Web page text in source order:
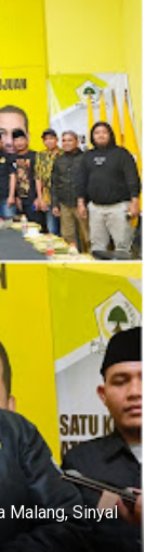
Malang, Sinyal